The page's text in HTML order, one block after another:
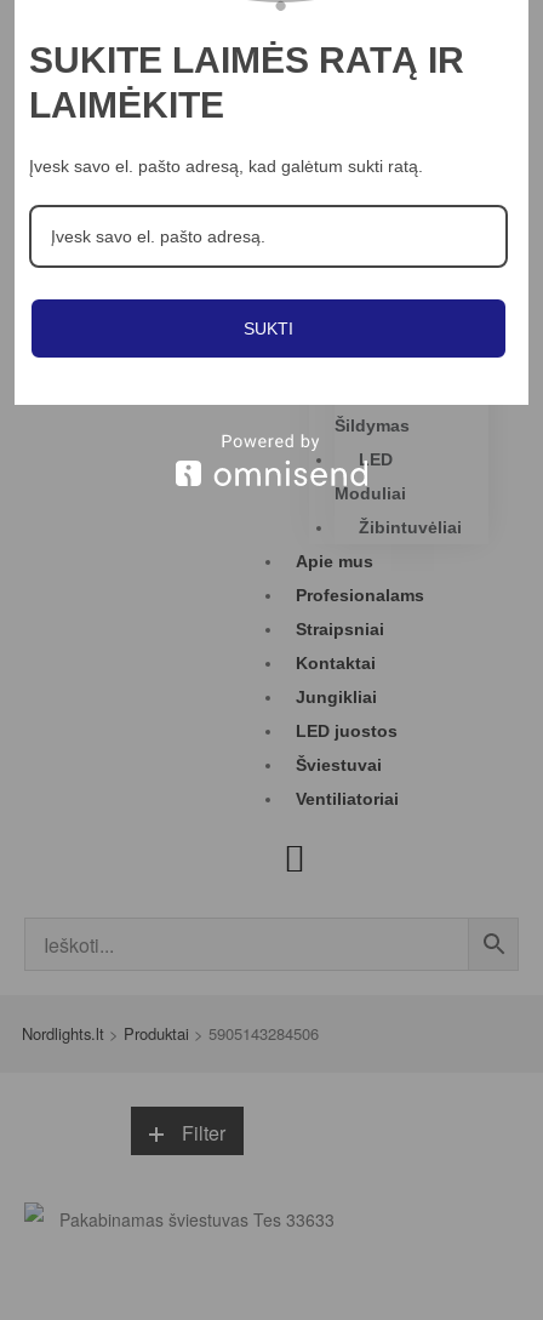
Judesio
Detalės
Šildymas
LED
Moduliai
Žibintuvėliai
Apie mus
Profesionalams
Straipsniai
Kontaktai
Jungikliai
LED juostos
Šviestuvai
Ventiliatoriai
Nordlights.lt > Produktai > 5905143284506
Filter
SUKITE LAIMĖS RATĄ IR
LAIMĖKITE
Įvesk savo el. pašto adresą, kad galėtum sukti ratą.
SUKTI